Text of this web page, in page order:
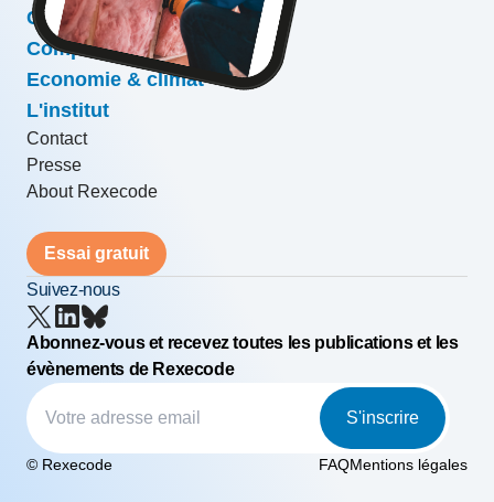
Conjoncture & prévisions
Compétitivité & croissance
Economie & climat
L'institut
Contact
Presse
About Rexecode
Essai gratuit
Suivez-nous
Abonnez-vous et recevez toutes les publications et les
évènements de Rexecode
S'inscrire
© Rexecode FAQMentions légales